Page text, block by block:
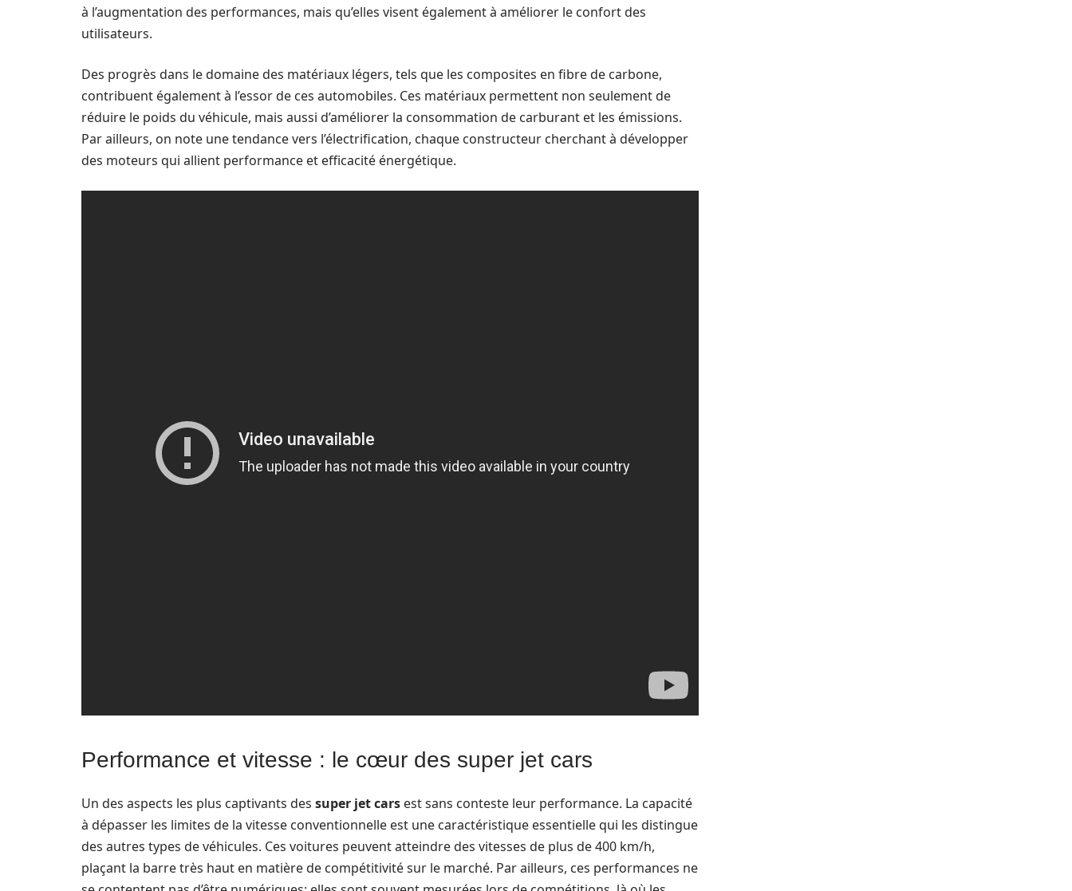
à l’augmentation des performances, mais qu’elles visent également à améliorer le confort des
utilisateurs.
Des progrès dans le domaine des matériaux légers, tels que les composites en fibre de carbone,
contribuent également à l’essor de ces automobiles. Ces matériaux permettent non seulement de
réduire le poids du véhicule, mais aussi d’améliorer la consommation de carburant et les émissions.
Par ailleurs, on note une tendance vers l’électrification, chaque constructeur cherchant à développer
des moteurs qui allient performance et efficacité énergétique.
Performance et vitesse : le cœur des super jet cars
Un des aspects les plus captivants des super jet cars est sans conteste leur performance. La capacité
à dépasser les limites de la vitesse conventionnelle est une caractéristique essentielle qui les distingue
des autres types de véhicules. Ces voitures peuvent atteindre des vitesses de plus de 400 km/h,
plaçant la barre très haut en matière de compétitivité sur le marché. Par ailleurs, ces performances ne